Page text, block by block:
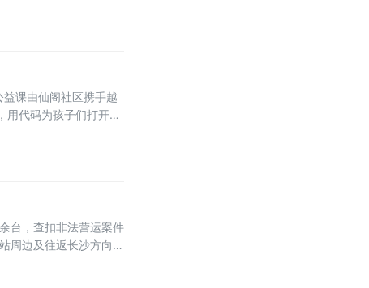
课由仙阁社区携手越
代码为孩子们打开一
台，查扣非法营运案件
周边及往返长沙方向的